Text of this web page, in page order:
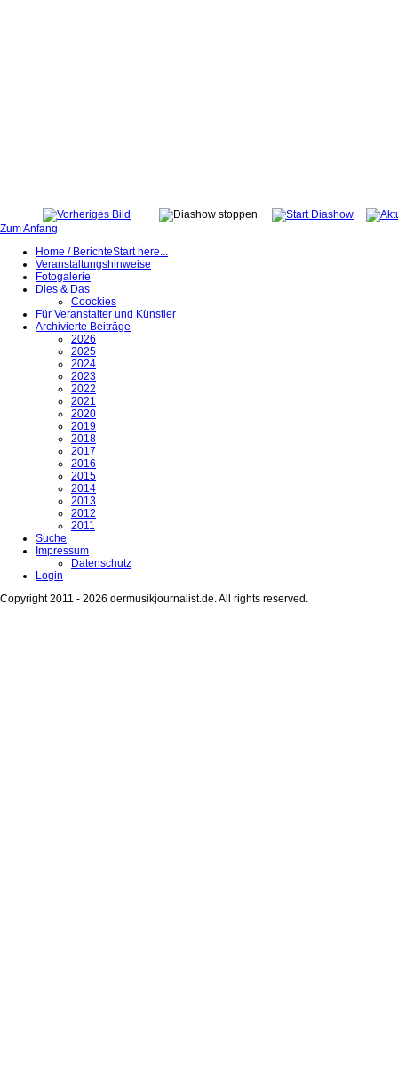
Zum Anfang
Home / BerichteStart here...
Veranstaltungshinweise
Fotogalerie
Dies & Das
Coockies
Für Veranstalter und Künstler
Archivierte Beiträge
2026
2025
2024
2023
2022
2021
2020
2019
2018
2017
2016
2015
2014
2013
2012
2011
Suche
Impressum
Datenschutz
Login
Copyright 2011 - 2026 dermusikjournalist.de. All rights reserved.